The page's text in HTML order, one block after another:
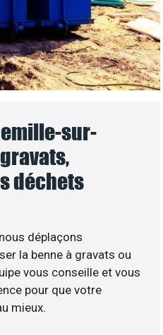
sur-
déchets
déplaçons
la benne à gravats ou
vous conseille et vous
pour que votre
mieux.